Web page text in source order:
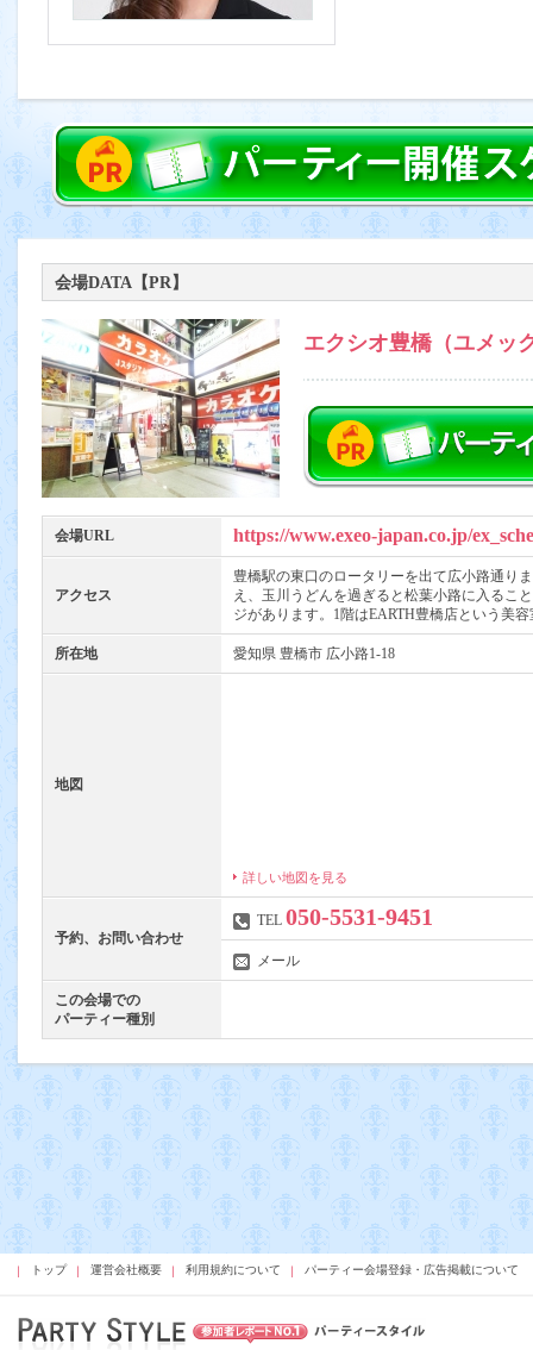
会場DATA【PR】
エクシオ豊橋（ユメッ
会場URL https://www.exeo-japan.co.jp/
アクセス
豊橋駅の東口のロータリーを出て広小路通り
え、玉川うどんを過ぎると松葉小路に入るこ
ジがあります。1階はEARTH豊橋店という美
所在地 愛知県 豊橋市 広小路1-18
地図
詳しい地図を見る
予約、お問い合わせ
TEL 050-5531-9451
メール
この会場での
パーティー種別
トップ 運営会社概要 利用規約について パーティー会場登録・広告掲載について